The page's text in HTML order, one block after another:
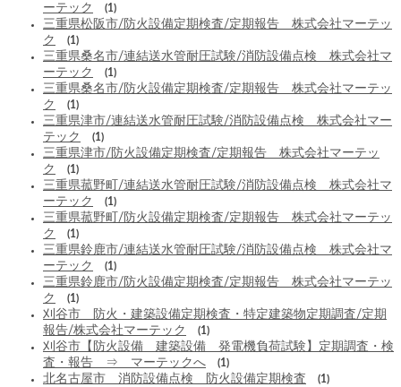
ーテック
(1)
三重県松阪市/防火設備定期検査/定期報告 株式会社マーテッ
ク
(1)
三重県桑名市/連結送水管耐圧試験/消防設備点検 株式会社マ
ーテック
(1)
三重県桑名市/防火設備定期検査/定期報告 株式会社マーテッ
ク
(1)
三重県津市/連結送水管耐圧試験/消防設備点検 株式会社マー
テック
(1)
三重県津市/防火設備定期検査/定期報告 株式会社マーテッ
ク
(1)
三重県菰野町/連結送水管耐圧試験/消防設備点検 株式会社マ
ーテック
(1)
三重県菰野町/防火設備定期検査/定期報告 株式会社マーテッ
ク
(1)
三重県鈴鹿市/連結送水管耐圧試験/消防設備点検 株式会社マ
ーテック
(1)
三重県鈴鹿市/防火設備定期検査/定期報告 株式会社マーテッ
ク
(1)
刈谷市 防火・建築設備定期検査・特定建築物定期調査/定期
報告/株式会社マーテック
(1)
刈谷市【防火設備 建築設備 発電機負荷試験】定期調査・検
査・報告 ⇒ マーテックへ
(1)
北名古屋市 消防設備点検 防火設備定期検査 (1)